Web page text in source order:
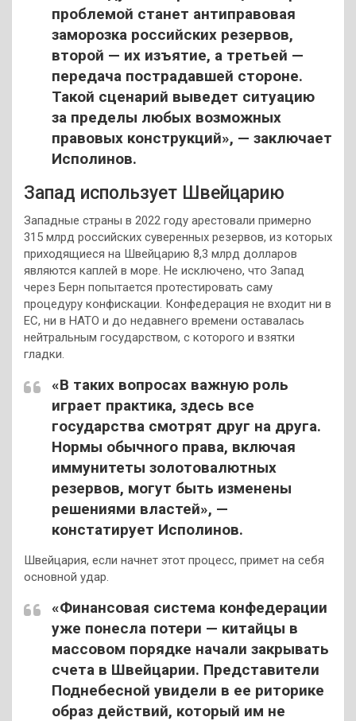
проблемой станет антиправовая
заморозка российских резервов,
второй — их изъятие, а третьей —
передача пострадавшей стороне.
Такой сценарий выведет ситуацию
за пределы любых возможных
правовых конструкций», — заключает
Исполинов.
Запад использует Швейцарию
Западные страны в 2022 году арестовали примерно
315 млрд российских суверенных резервов, из которых
приходящиеся на Швейцарию 8,3 млрд долларов
являются каплей в море. Не исключено, что Запад
через Берн попытается протестировать саму
процедуру конфискации. Конфедерация не входит ни в
ЕС, ни в НАТО и до недавнего времени оставалась
нейтральным государством, с которого и взятки
гладки.
«В таких вопросах важную роль
играет практика, здесь все
государства смотрят друг на друга.
Нормы обычного права, включая
иммунитеты золотовалютных
резервов, могут быть изменены
решениями властей», —
констатирует Исполинов.
Швейцария, если начнет этот процесс, примет на себя
основной удар.
«Финансовая система конфедерации
уже понесла потери — китайцы в
массовом порядке начали закрывать
счета в Швейцарии. Представители
Поднебесной увидели в ее риторике
образ действий, который им не